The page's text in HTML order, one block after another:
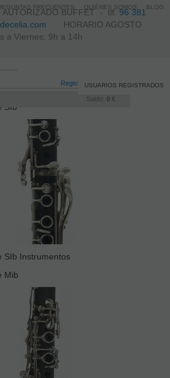
AUTORIZADO BUFFET -tlf.96 381
HORARIO AGOSTO
a Viernes: 9h a 14h
Registro /Iniciar sesión
Saldo: 0 €
USUARIOS REGISTRADOS
SIb
SIb Instrumentos
Mib
FRECUENTES QUIÉNES SOMOS BLOG